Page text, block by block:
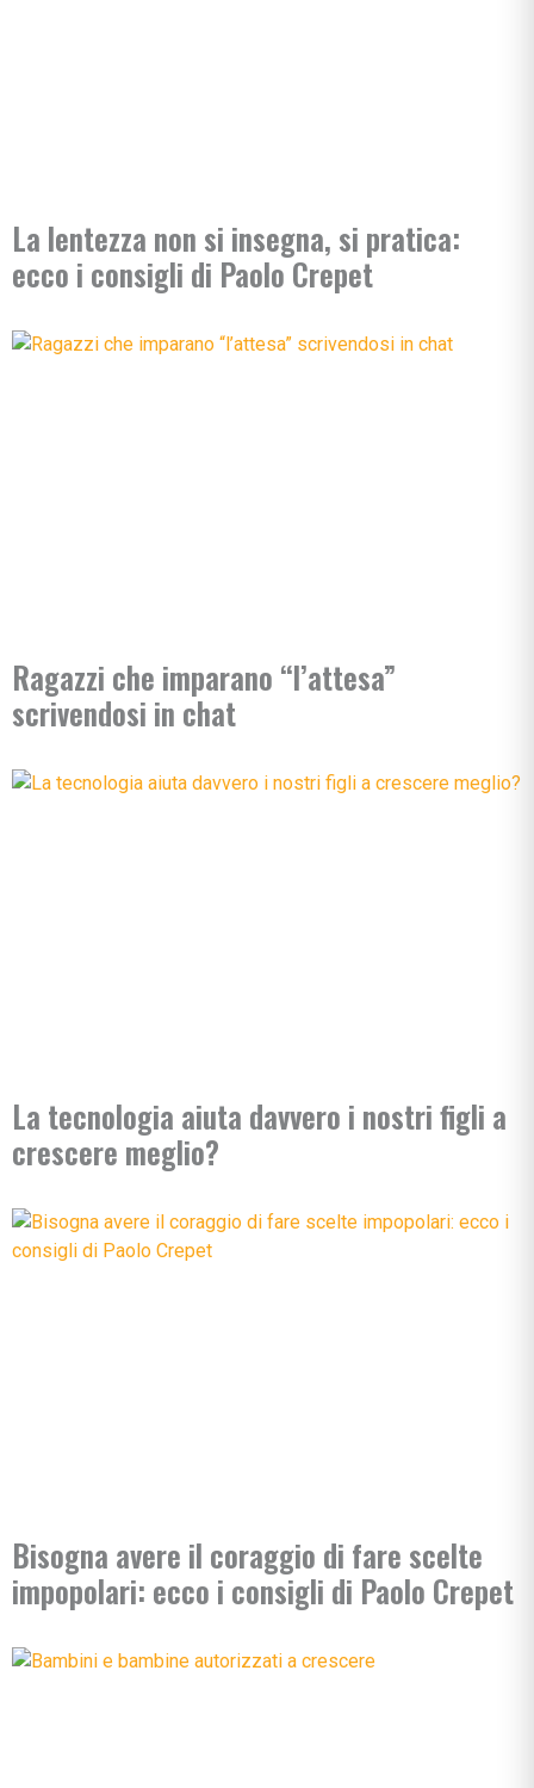
La lentezza non si insegna, si pratica:
ecco i consigli di Paolo Crepet
Ragazzi che imparano “l’attesa”
scrivendosi in chat
La tecnologia aiuta davvero i nostri figli a
crescere meglio?
Bisogna avere il coraggio di fare scelte
impopolari: ecco i consigli di Paolo Crepet